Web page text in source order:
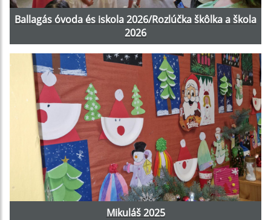
Ballagás óvoda és iskola 2026/Rozlúčka škôlka a škola
2026
Mikuláš 2025